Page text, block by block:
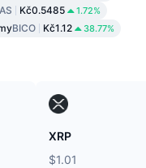
Kč0.5485 1.72%
BICO Kč1.12 38.77%
XRP
$1.01